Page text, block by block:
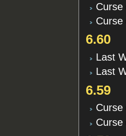
6.60
Last
Last
6.59